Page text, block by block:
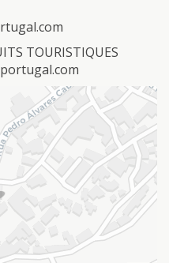
TOURISTIQUES